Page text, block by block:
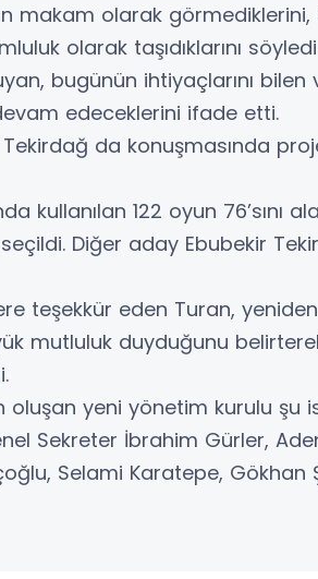
makam olarak
olarak taşıdıklarını
bugünün ihtiyaçlarını
edeceklerini ifade etti.
Tekirdağ da konuşmasında
kullanılan 122 oyun 76’sını
Diğer aday Ebubekir
teşekkür eden Turan, yeniden
mutluluk duyduğunu
oluşan yeni yönetim kurulu şu
Sekreter İbrahim Gürler,
Selami Karatepe, Gökhan